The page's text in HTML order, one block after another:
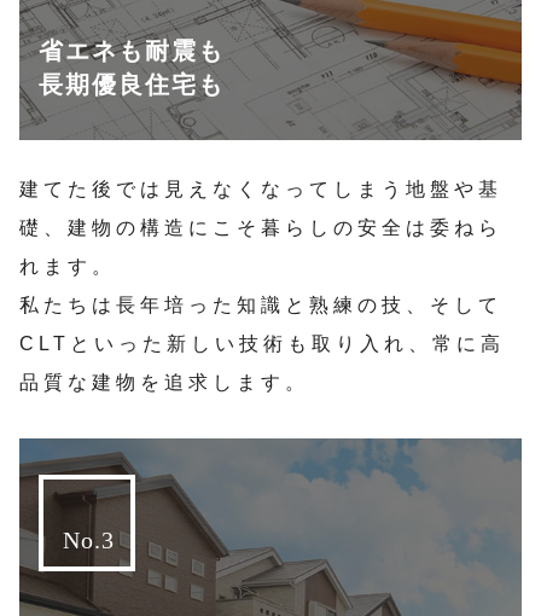
省エネも耐震も
長期優良住宅も
建てた後では見えなくなってしまう地盤や基
礎、建物の構造にこそ暮らしの安全は委ねら
れます。
私たちは長年培った知識と熟練の技、そして
CLTといった新しい技術も取り入れ、常に高
品質な建物を追求します。